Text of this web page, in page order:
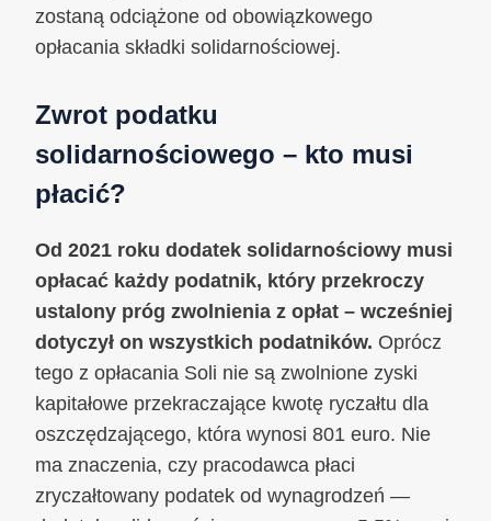
zostaną odciążone od obowiązkowego
opłacania składki solidarnościowej.
Zwrot podatku
solidarnościowego – kto musi
płacić?
Od 2021 roku dodatek solidarnościowy musi
opłacać każdy podatnik, który przekroczy
ustalony próg zwolnienia z opłat – wcześniej
dotyczył on wszystkich podatników. Oprócz
tego z opłacania Soli nie są zwolnione zyski
kapitałowe przekraczające kwotę ryczałtu dla
oszczędzającego, która wynosi 801 euro. Nie
ma znaczenia, czy pracodawca płaci
zryczałtowany podatek od wynagrodzeń —